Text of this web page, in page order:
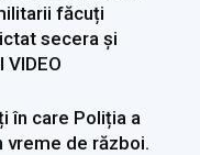
făcuți
secera și
în care Poliția a
vreme de război.